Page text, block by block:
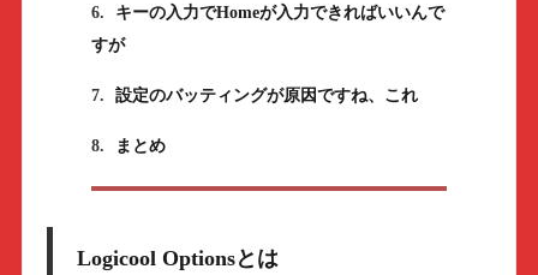
6.
キーの入力でHomeが入力できればいいんで
すが
7. 設定のバッティングが原因ですね、これ
8. まとめ
Logicool Optionsとは